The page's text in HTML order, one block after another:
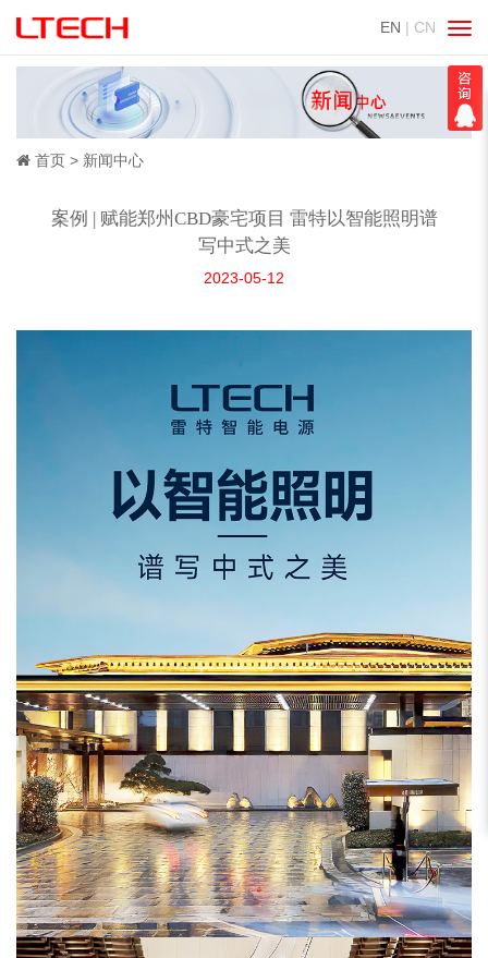
EN | CN
切
换
导
航
首页 新闻中心
案例 | 赋能郑州CBD豪宅项目 雷特以智能照明谱
写中式之美
2023-05-12